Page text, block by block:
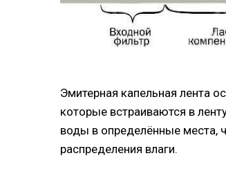
Эмитерная капельная лента
которые встраиваются в
воды в определённые места,
распределения влаги.